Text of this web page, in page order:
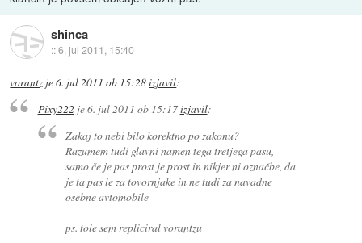
shinca
::6. jul 2011, 15:40
vorantz je6. jul 2011 ob 15:28izjavil:
Pixy222je6. jul 2011 ob 15:17izjavil:
Zakaj to nebi bilo korektno po zakonu?
Razumem tudi glavni namen tega tretjega pasu,
samo če je pas prost je prost in nikjer ni označbe, da
je ta pas le za tovornjake in ne tudi za navadne
osebne avtomobile
ps. tole sem repliciral vorantzu